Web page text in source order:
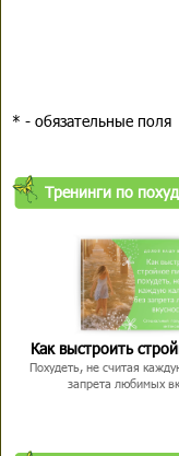
* - обязательные поля
Тренинги по
Как выстроить
Похудеть, не считая
запрета любимых